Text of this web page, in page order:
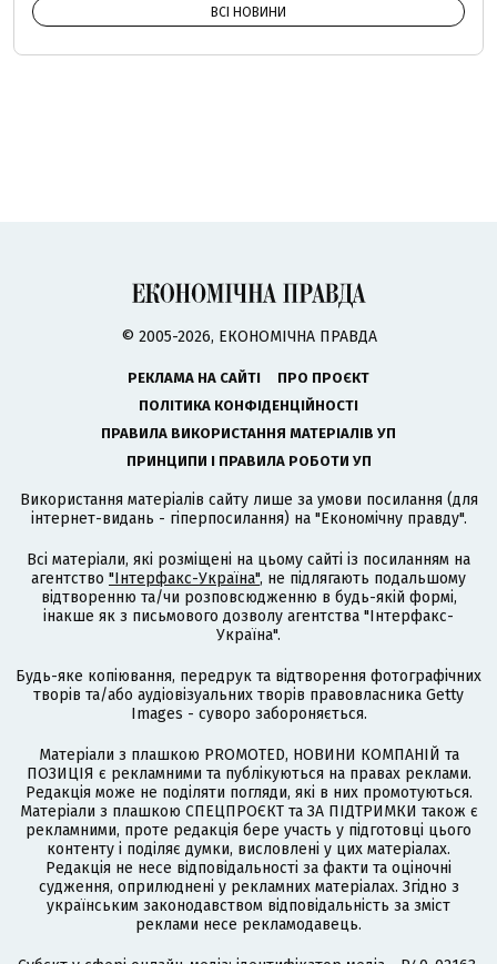
ВСІ НОВИНИ
© 2005-2026, ЕКОНОМІЧНА ПРАВДА
РЕКЛАМА НА САЙТІ
ПРО ПРОЄКТ
ПОЛІТИКА КОНФІДЕНЦІЙНОСТІ
ПРАВИЛА ВИКОРИСТАННЯ МАТЕРІАЛІВ УП
ПРИНЦИПИ І ПРАВИЛА РОБОТИ УП
Використання матеріалів сайту лише за умови посилання (для
інтернет-видань - гіперпосилання) на "Економічну правду".
Всі матеріали, які розміщені на цьому сайті із посиланням на
агентство "Інтерфакс-Україна", не підлягають подальшому
відтворенню та/чи розповсюдженню в будь-якій формі,
інакше як з письмового дозволу агентства "Інтерфакс-
Україна".
Будь-яке копіювання, передрук та відтворення фотографічних
творів та/або аудіовізуальних творів правовласника Getty
Images - суворо забороняється.
Матеріали з плашкою PROMOTED, НОВИНИ КОМПАНІЙ та
ПОЗИЦІЯ є рекламними та публікуються на правах реклами.
Редакція може не поділяти погляди, які в них промотуються.
Матеріали з плашкою СПЕЦПРОЄКТ та ЗА ПІДТРИМКИ також є
рекламними, проте редакція бере участь у підготовці цього
контенту і поділяє думки, висловлені у цих матеріалах.
Редакція не несе відповідальності за факти та оціночні
судження, оприлюднені у рекламних матеріалах. Згідно з
українським законодавством відповідальність за зміст
реклами несе рекламодавець.